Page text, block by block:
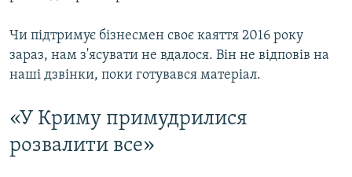
Чи підтримує бізнесмен своє каяття 2016 року
зараз, нам з'ясувати не вдалося. Він не відповів на
наші дзвінки, поки готувався матеріал.
«У Криму примудрилися
розвалити все»